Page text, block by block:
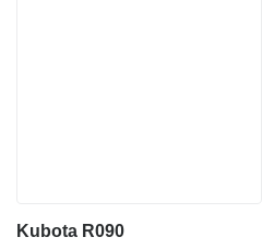
Kubota R090